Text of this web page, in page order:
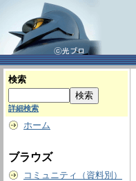
検索
詳細検索
ホーム
ブラウズ
コミュニティ（資料別）